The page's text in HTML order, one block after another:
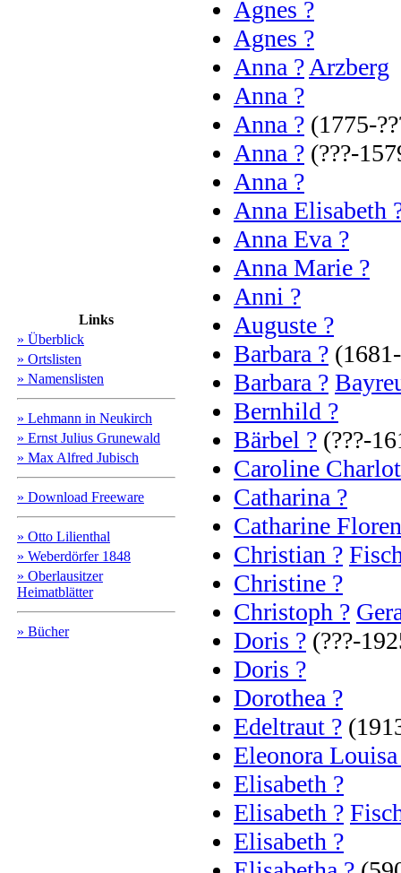
Links
» Überblick
» Ortslisten
» Namenslisten
» Lehmann in Neukirch
» Ernst Julius Grunewald
» Max Alfred Jubisch
» Download Freeware
» Otto Lilienthal
» Weberdörfer 1848
» Oberlausitzer
Heimatblätter
» Bücher
Agnes ?
Agnes ?
Anna ?Arzberg
Anna ?
Anna ? (1775-
Anna ? (???-
Anna ?
Anna Elisabeth
Anna Eva ?
Anna Marie ?
Anni ?
Auguste ?
Barbara ?
Barbara ?
Bernhild ?
Bärbel ? (???-
Caroline
Catharina ?
Catharine
Christian ?
Christine ?
Christoph ?
Doris ? (???-
Doris ?
Dorothea ?
Edeltraut ?
Eleonora Louisa
Elisabeth ?
Elisabeth ?
Elisabeth ?